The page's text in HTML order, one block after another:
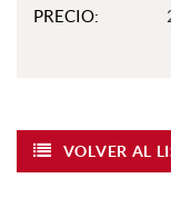
PRECIO:
VOLVER AL